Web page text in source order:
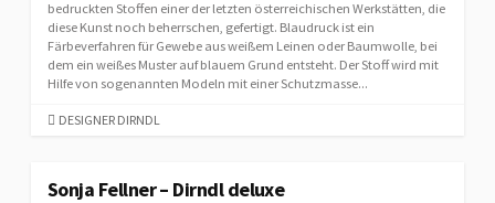
I
E
S
bedruckten Stoffen einer der letzten österreichischen Werkstätten, die
diese Kunst noch beherrschen, gefertigt. Blaudruck ist ein
Färbeverfahren für Gewebe aus weißem Leinen oder Baumwolle, bei
dem ein weißes Muster auf blauem Grund entsteht. Der Stoff wird mit
Hilfe von sogenannten Modeln mit einer Schutzmasse...
C
E
DESIGNER DIRNDL
Sonja Fellner – Dirndl deluxe